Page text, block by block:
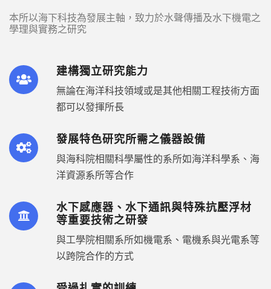
本所以海下科技為發展主軸，致力於水聲傳播及水下機電之
學理與實務之研究
建構獨立研究能力
無論在海洋科技領域或是其他相關工程技術方面
都可以發揮所長
發展特色研究所需之儀器設備
與海科院相關科學屬性的系所如海洋科學系、海
洋資源系所等合作
水下感應器、水下通訊與特殊抗壓浮材
等重要技術之研發
與工學院相關系所如機電系、電機系與光電系等
以跨院合作的方式